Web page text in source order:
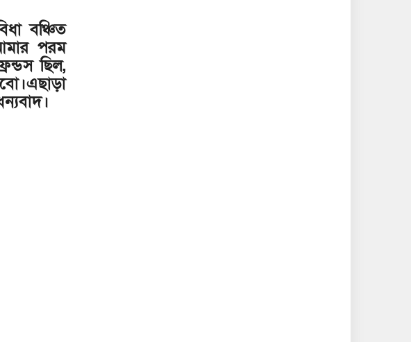
বঞ্চিত
পরম
ছিল,